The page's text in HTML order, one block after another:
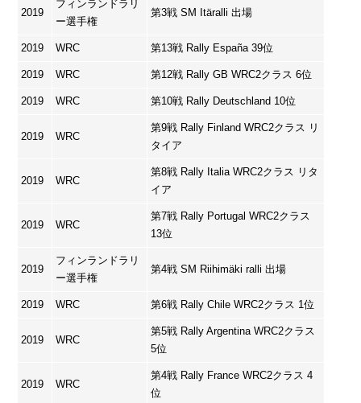
2019
フィンランドラリ
ー選手権
第3戦 SM Itäralli 出場
2019 WRC 第13戦 Rally España 39位
2019 WRC 第12戦 Rally GB WRC2クラス 6位
2019 WRC 第10戦 Rally Deutschland 10位
2019 WRC
第9戦 Rally Finland WRC2クラス リ
タイア
2019 WRC
第8戦 Rally Italia WRC2クラス リタ
イア
2019 WRC
第7戦 Rally Portugal WRC2クラス
13位
2019
フィンランドラリ
ー選手権
第4戦 SM Riihimäki ralli 出場
2019 WRC 第6戦 Rally Chile WRC2クラス 1位
2019 WRC
第5戦 Rally Argentina WRC2クラス
5位
2019 WRC
第4戦 Rally France WRC2クラス 4
位